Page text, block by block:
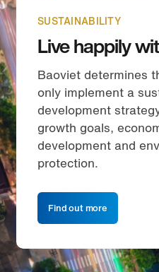
SUSTAINABILITY
Live happily
Baoviet determines
only implement a
development
growth goals,
development and
protection.
Find out more